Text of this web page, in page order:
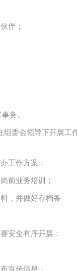
伴；
务。
委会领导下开展工
工作方案；
前业务培训；
，并做好存档备
安全有序开展；
宣传信息；